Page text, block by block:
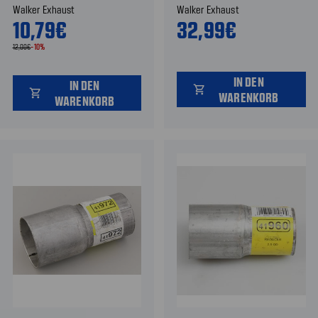
Walker Exhaust
10,79€
12,00€-10%
shopping_cart
IN DEN
WARENKORB
Walker Exhaust
32,99€
shopping_cart
IN DEN
WARENKORB